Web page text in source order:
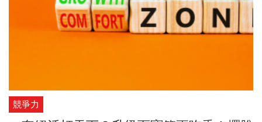
競爭力